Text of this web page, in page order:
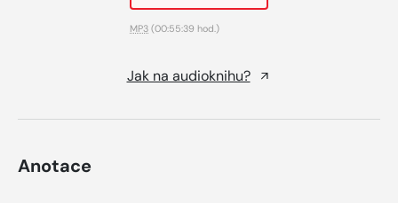
MP3 (00:55:39 hod.)
Jak na audioknihu?
Anotace